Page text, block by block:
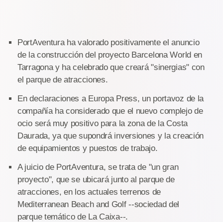
PortAventura ha valorado positivamente el anuncio
de la construcción del proyecto Barcelona World en
Tarragona y ha celebrado que creará "sinergias" con
el parque de atracciones.
En declaraciones a Europa Press, un portavoz de la
compañía ha considerado que el nuevo complejo de
ocio será muy positivo para la zona de la Costa
Daurada, ya que supondrá inversiones y la creación
de equipamientos y puestos de trabajo.
A juicio de PortAventura, se trata de "un gran
proyecto", que se ubicará junto al parque de
atracciones, en los actuales terrenos de
Mediterranean Beach and Golf --sociedad del
parque temático de La Caixa--.